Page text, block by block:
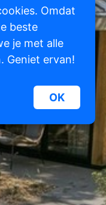
Omdat
beste
je met alle
Geniet ervan!
OK
website
als
beveiligde
te maken.
niet naar